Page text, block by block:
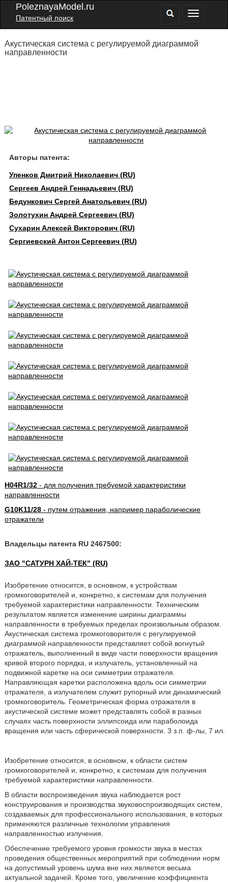
PoleznayaModel.ru
Патентный поиск
Акустическая система с регулируемой диаграммой
направленности
Авторы патента:
Упенков Дмитрий Николаевич (RU)
Сергеев Андрей Геннадьевич (RU)
Бедункович Сергей Анатольевич (RU)
Золотухин Андрей Сергеевич (RU)
Сухарин Алексей Викторович (RU)
Сергиевский Антон Сергеевич (RU)
H04R1/32- для получения требуемой характеристики
направленности
G10K11/28- путем отражения, например параболические
отражатели
Владельцы патента RU 2467500:
ЗАО "САТУРН ХАЙ-ТЕК" (RU)
Изобретение относится, в основном, к устройствам
громкоговорителей и, конкретно, к системам для получения
требуемой характеристики направленности. Техническим
результатом является изменение ширины диаграммы
направленности в требуемых пределах произвольным образом.
Акустическая система громкоговорителя с регулируемой
диаграммой направленности представляет собой вогнутый
отражатель, выполненный в виде части поверхности вращения
кривой второго порядка, и излучатель, установленный на
подвижной каретке на оси симметрии отражателя.
Направляющая каретки расположена вдоль оси симметрии
отражателя, а излучателем служит рупорный или динамический
громкоговоритель. Геометрическая форма отражателя в
акустической системе может представлять собой в разных
случаях часть поверхности эллипсоида или параболоида
вращения или часть сферической поверхности. 3 з.п. ф-лы, 7 ил.
Изобретение относится, в основном, к области систем
громкоговорителей и, конкретно, к системам для получения
требуемой характеристики направленности.
В области воспроизведения звука наблюдается рост
конструирования и производства звуковоспроизводящих систем,
создаваемых для профессионального использования, в которых
применяются различные технологии управления
направленностью излучения.
Обеспечение требуемого уровня громкости звука в местах
проведения общественных мероприятий при соблюдении норм
на допустимый уровень шума вне них является весьма
актуальной задачей. Кроме того, увеличение коэффициента